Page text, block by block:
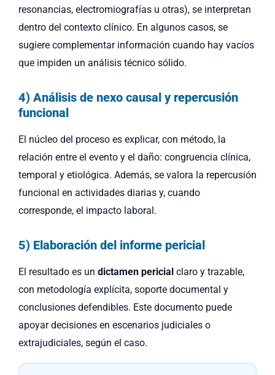
resonancias, electromiografías u otras), se interpretan
dentro del contexto clínico. En algunos casos, se
sugiere complementar información cuando hay vacíos
que impiden un análisis técnico sólido.
4) Análisis de nexo causal y repercusión
funcional
El núcleo del proceso es explicar, con método, la
relación entre el evento y el daño: congruencia clínica,
temporal y etiológica. Además, se valora la repercusión
funcional en actividades diarias y, cuando
corresponde, el impacto laboral.
5) Elaboración del informe pericial
El resultado es un dictamen pericial claro y trazable,
con metodología explícita, soporte documental y
conclusiones defendibles. Este documento puede
apoyar decisiones en escenarios judiciales o
extrajudiciales, según el caso.